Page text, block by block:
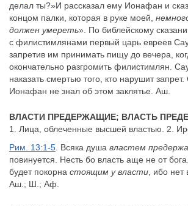
делал ты?»И рассказал ему Ионафан и
концом палки, которая в руке моей,
должен умереть». По библейскому
с филистимлянами первый царь евреев
запретив им принимать пищу до вечера,
окончательно разгромить филистимлян.
наказать смертью того, кто нарушит
Ионафан не знал об этом заклятье. Аш.
ВЛАСТИ ПРЕДЕРЖАЩИЕ; ВЛАСТЬ
1. Лица, облеченные высшей властью. 2.
Рим. 13:1-5 . Всяка душа властем
повинуется. Несть бо власть аще не от
будет покорна стоящим у власти , ибо нет
Аш.; Ш.; Аф.